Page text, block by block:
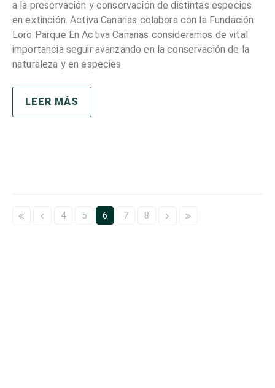
a la preservación y conservación de distintas especies
en extinción. Activa Canarias colabora con la Fundación
Loro Parque En Activa Canarias consideramos de vital
importancia seguir avanzando en la conservación de la
naturaleza y en especies
LEER MÁS
4 5 6 7 8